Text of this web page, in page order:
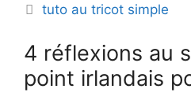
tuto au tricot simple
4 réflexions au
point irlandais